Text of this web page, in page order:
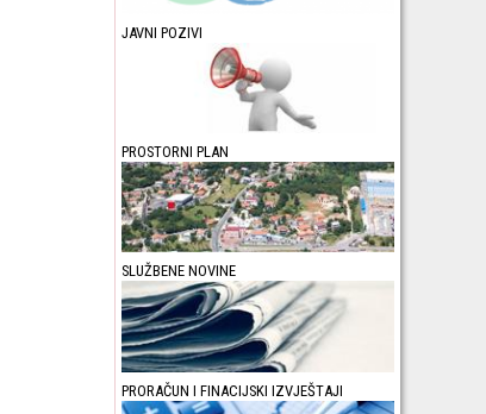
JAVNI POZIVI
PROSTORNI PLAN
SLUŽBENE NOVINE
PRORAČUN I FINACIJSKI IZVJEŠTAJI